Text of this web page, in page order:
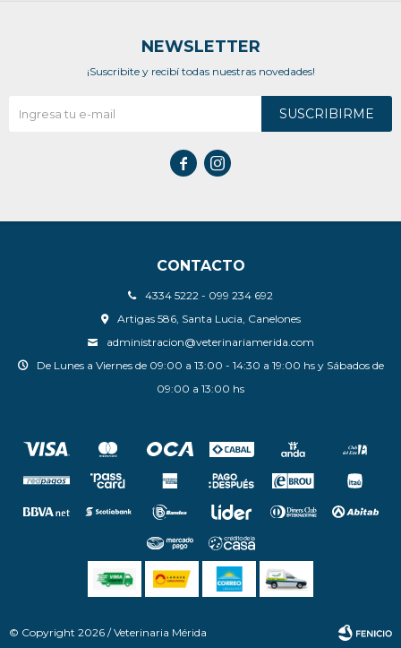
CONTACTO
4334 5222 - 099 234 692
Artigas 586, Santa Lucia, Canelones
administracion@veterinariamerida.com
De Lunes a Viernes de 09:00 a 13:00 - 14:30 a 19:00 hs y Sábados de
09:00 a 13:00 hs
NEWSLETTER
¡Suscribite y recibí todas nuestras novedades!
SUSCRIBIRME
 
© Copyright 2026 / Veterinaria Mérida